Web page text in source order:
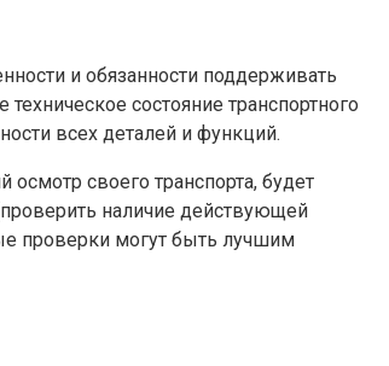
и обязанности поддерживать
состояние транспортного
всех деталей и функций.
своего транспорта, будет
наличие действующей
проверки могут быть лучшим